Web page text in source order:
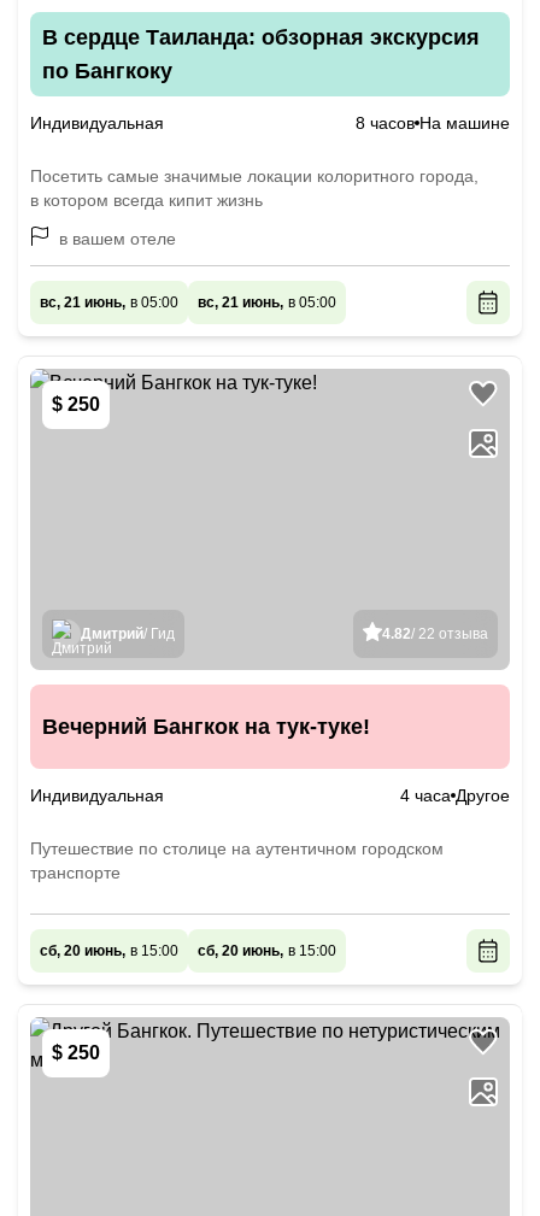
В сердце Таиланда: обзорная экскурсия
по Бангкоку
Индивидуальная 8 часов На машине
Посетить самые значимые локации колоритного города,
в котором всегда кипит жизнь
в вашем отеле
вс, 21 июнь, в 05:00 вс, 21 июнь, в 05:00
$ 250
4.82/ 22 отзыва
Дмитрий/ Гид
Вечерний Бангкок на тук-туке!
Индивидуальная 4 часа Другое
Путешествие по столице на аутентичном городском
транспорте
сб, 20 июнь, в 15:00 сб, 20 июнь, в 15:00
$ 250